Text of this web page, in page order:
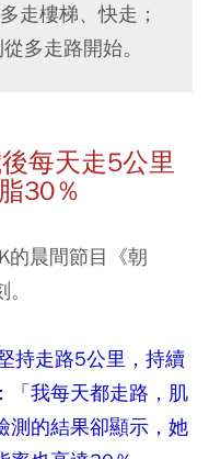
走樓梯、快走；
多走路開始。
每天走5公里
30％
的晨間節目《朝
持走路5公里，持續
「我每天都走路，肌
測的結果卻顯示，她